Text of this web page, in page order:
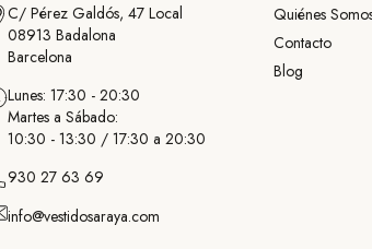
C/ Pérez Galdós, 47 Local
08913 Badalona
Barcelona
Lunes: 17:30 - 20:30
Martes a Sábado:
10:30 - 13:30 / 17:30 a 20:30
930 27 63 69
info@vestidosaraya.com
Quiénes
Contacto
Blog